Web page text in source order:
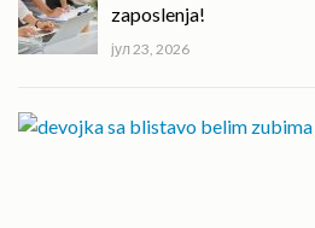
zaposlenja!
јул 23, 2026